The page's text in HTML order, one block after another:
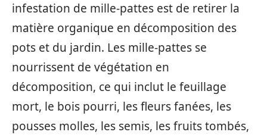
infestation de mille-pattes est de retirer la
matière organique en décomposition des
pots et du jardin. Les mille-pattes se
nourrissent de végétation en
décomposition, ce qui inclut le feuillage
mort, le bois pourri, les fleurs fanées, les
pousses molles, les semis, les fruits tombés,